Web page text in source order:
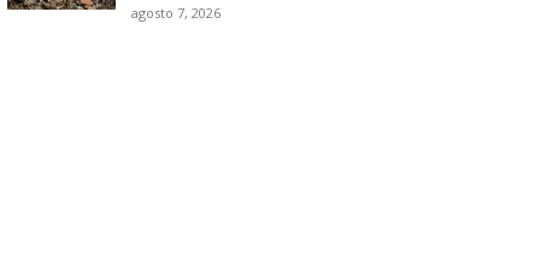
agosto 7, 2026